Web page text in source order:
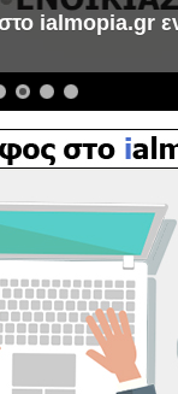
ialmopia.gr